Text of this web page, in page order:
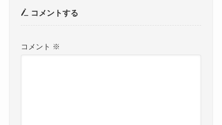
コメントする
コメント ※